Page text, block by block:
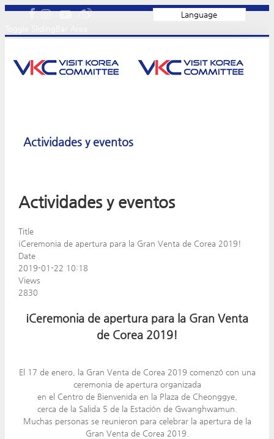
Language
Actividades y eventos
Actividades y eventos
Title
¡Ceremonia de apertura para la Gran Venta de Corea 2019!
Date
2019-01-22 10:18
Views
2830
¡Ceremonia de apertura para la Gran Venta
de Corea 2019!
El 17 de enero, la Gran Venta de Corea 2019 comenzó con una
ceremonia de apertura organizada
en el Centro de Bienvenida en la Plaza de Cheonggye,
cerca de la Salida 5 de la Estación de Gwanghwamun.
Muchas personas se reunieron para celebrar la apertura de la
Gran Venta de Corea 2019.